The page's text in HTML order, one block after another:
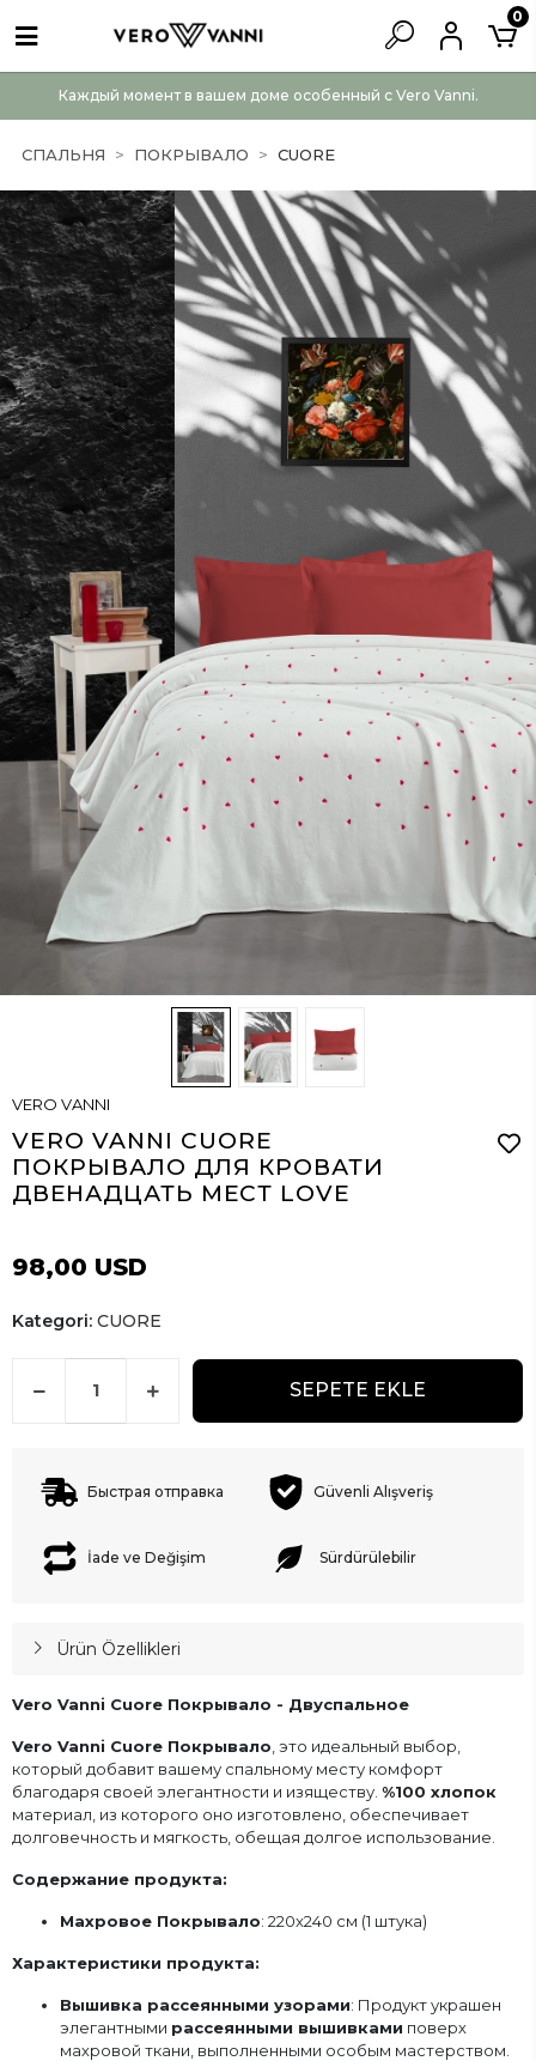
Каждый момент в вашем доме особенный с Vero Vanni.
0
СПАЛЬНЯ ПОКРЫВАЛО CUORE
VERO VANNI
VERO VANNI CUORE
ПОКРЫВАЛО ДЛЯ КРОВАТИ
ДВЕНАДЦАТЬ МЕСТ LOVE
98,00 USD
Kategori: CUORE
SEPETE EKLE
Быстрая отправка Güvenli Alışveriş
İade ve Değişim Sürdürülebilir
Ürün Özellikleri
Vero Vanni Cuore Покрывало - Двуспальное
Vero Vanni Cuore Покрывало , это идеальный выбор,
который добавит вашему спальному месту комфорт
благодаря своей элегантности и изяществу. %100 хлопок
материал, из которого оно изготовлено, обеспечивает
долговечность и мягкость, обещая долгое использование.
Содержание продукта:
Махровое Покрывало: 220x240 см (1 штука)
Характеристики продукта:
Вышивка рассеянными узорами: Продукт украшен
элегантными рассеянными вышивками поверх
махровой ткани, выполненными особым мастерством.